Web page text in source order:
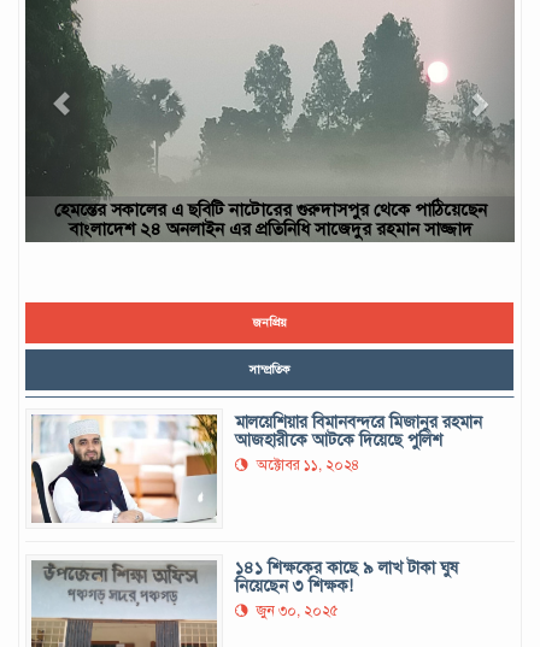
ছবিটি নওগাঁ জেলার রাণীনগর উপজেলার পারইল গ্রাম থেকে
ইউসুফ, নওগাঁ
জনপ্রিয়
সাম্প্রতিক
মালয়েশিয়ার বিমানবন্দরে মিজানুর রহমান
আজহারীকে আটকে দিয়েছে পুলিশ
অক্টোবর ১১, ২০২৪
১৪১ শিক্ষকের কাছে ৯ লাখ টাকা ঘুষ
নিয়েছেন ৩ শিক্ষক!
জুন ৩০, ২০২৫